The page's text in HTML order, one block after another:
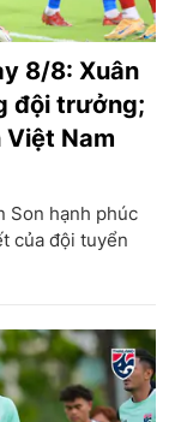
8/8: Xuân
đội trưởng;
Nam
Son hạnh phúc
của đội tuyển